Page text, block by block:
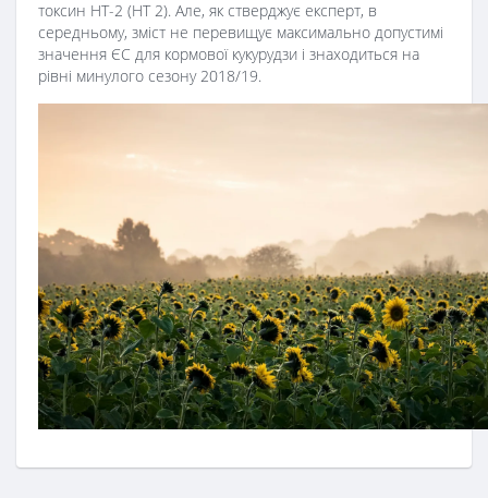
токсин HT-2 (HT 2). Але, як стверджує експерт, в
середньому, зміст не перевищує максимально допустимі
значення ЄС для кормової кукурудзи і знаходиться на
рівні минулого сезону 2018/19.